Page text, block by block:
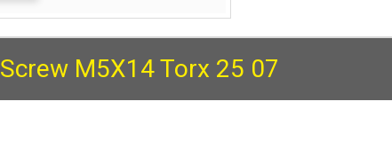
Screw M5X14 Torx 25 07